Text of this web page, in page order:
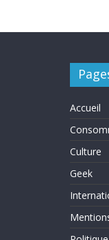
Accueil
Culture
Geek